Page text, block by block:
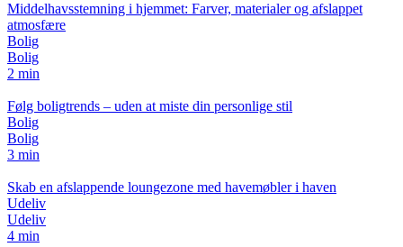
Middelhavsstemning i hjemmet: Farver, materialer og afslappet
atmosfære
Bolig
Bolig
2 min
Følg boligtrends – uden at miste din personlige stil
Bolig
Bolig
3 min
Skab en afslappende loungezone med havemøbler i haven
Udeliv
Udeliv
4 min